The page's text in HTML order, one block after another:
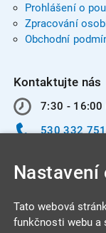
Prohlášení o
Zpracování
Obchodní
Kontaktujte nás
7:30 - 16:00
530 332 751
Tato webová
funkčnosti webu a